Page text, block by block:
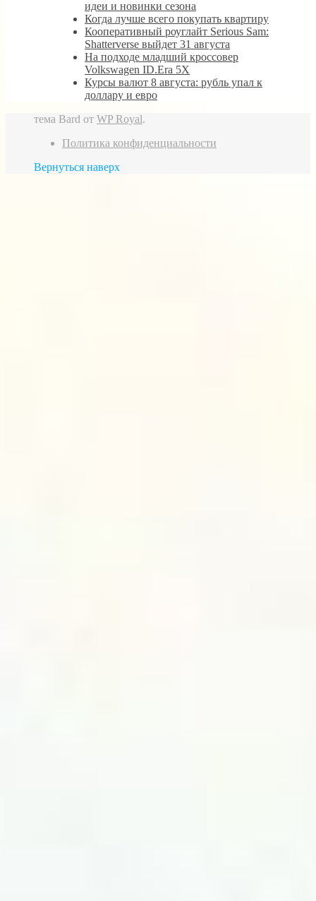
идеи и новинки сезона
Когда лучше всего покупать квартиру
Кооперативный роуглайт Serious Sam:
Shatterverse выйдет 31 августа
На подходе младший кроссовер
Volkswagen ID.Era 5X
Курсы валют 8 августа: рубль упал к
доллару и евро
тема Bard от WP Royal.
Политика конфиденциальности
Вернуться наверх